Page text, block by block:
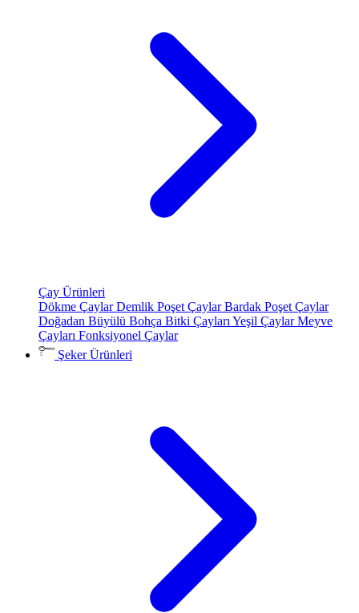
Çay Ürünleri
Dökme ÇaylarDemlik Poşet ÇaylarBardak Poşet Çaylar
Doğadan Büyülü Bohça Bitki Çayları Yeşil ÇaylarMeyve
Çayları Fonksiyonel Çaylar
Şeker Ürünleri